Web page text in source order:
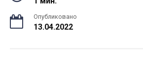
Опубликовано
13.04.2022